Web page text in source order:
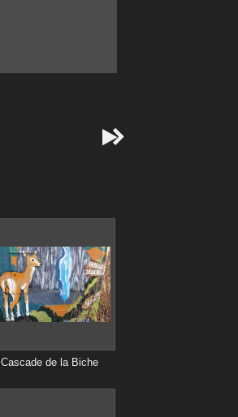

Cascade de la Biche